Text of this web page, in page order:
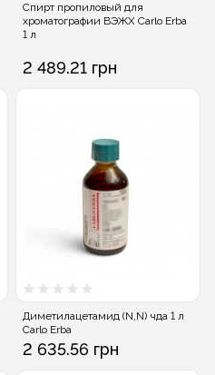
Спирт пропиловый для
хроматографии ВЭЖХ Carlo Erba
1 л
2 489.21 грн
Диметилацетамид (N,N) чда 1 л
Carlo Erba
2 635.56 грн